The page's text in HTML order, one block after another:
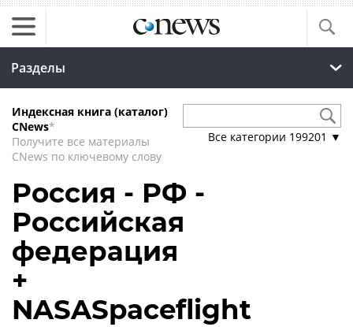
Разделы
Индексная книга (каталог)
CNews*
Получите все материалы
CNews по ключевому слову
Все категории 199201 ▼
Россия - РФ -
Российская
федерация
+
NASASpaceflight